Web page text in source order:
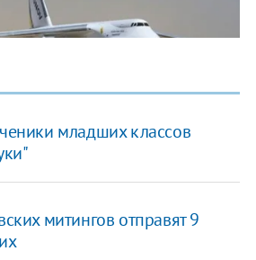
младших классов
митингов отправят 9